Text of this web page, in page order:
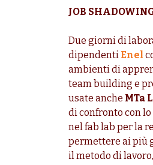
JOB
Due giorni di
dipendenti Enel
ambienti di
team building e
usate anche MTa
di confronto con
nel fab lab per la
permettere ai più
il metodo di